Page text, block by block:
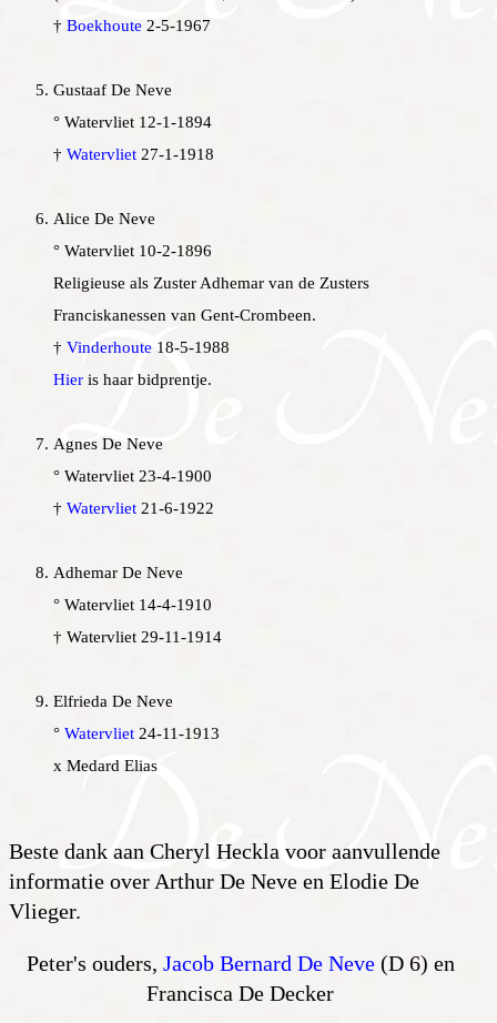
† Boekhoute 2-5-1967
Gustaaf De Neve
° Watervliet 12-1-1894
† Watervliet 27-1-1918
Alice De Neve
° Watervliet 10-2-1896
Religieuse als Zuster Adhemar van de Zusters
Franciskanessen van Gent-Crombeen.
† Vinderhoute 18-5-1988
Hier is haar bidprentje.
Agnes De Neve
° Watervliet 23-4-1900
† Watervliet 21-6-1922
Adhemar De Neve
° Watervliet 14-4-1910
† Watervliet 29-11-1914
Elfrieda De Neve
° Watervliet 24-11-1913
x Medard Elias
Beste dank aan Cheryl Heckla voor aanvullende
informatie over Arthur De Neve en Elodie De
Vlieger.
Peter's ouders, Jacob Bernard De Neve(D 6) en
Francisca De Decker